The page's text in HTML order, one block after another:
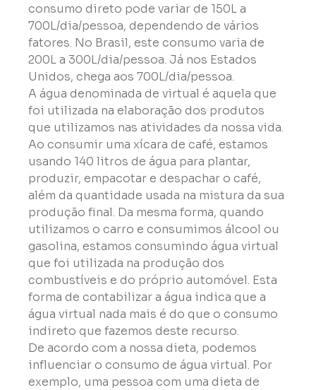
consumo direto pode variar de 150L a
700L/dia/pessoa, dependendo de vários
fatores. No Brasil, este consumo varia de
200L a 300L/dia/pessoa. Já nos Estados
Unidos, chega aos 700L/dia/pessoa.
A água denominada de virtual é aquela que
foi utilizada na elaboração dos produtos
que utilizamos nas atividades da nossa vida.
Ao consumir uma xícara de café, estamos
usando 140 litros de água para plantar,
produzir, empacotar e despachar o café,
além da quantidade usada na mistura da sua
produção final. Da mesma forma, quando
utilizamos o carro e consumimos álcool ou
gasolina, estamos consumindo água virtual
que foi utilizada na produção dos
combustíveis e do próprio automóvel. Esta
forma de contabilizar a água indica que a
água virtual nada mais é do que o consumo
indireto que fazemos deste recurso.
De acordo com a nossa dieta, podemos
influenciar o consumo de água virtual. Por
exemplo, uma pessoa com uma dieta de